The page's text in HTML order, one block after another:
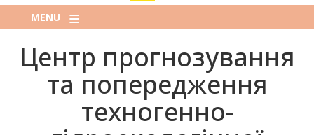
MENU
Центр прогнозування
та попередження
техногенно-